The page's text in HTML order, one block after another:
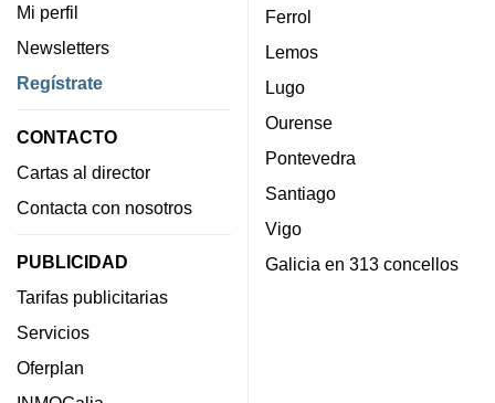
Mi perfil
Newsletters
Regístrate
CONTACTO
Cartas al director
Contacta con nosotros
PUBLICIDAD
Tarifas publicitarias
Servicios
Oferplan
Ferrol
Lemos
Lugo
Ourense
Pontevedra
Santiago
Vigo
Galicia en 313 concellos